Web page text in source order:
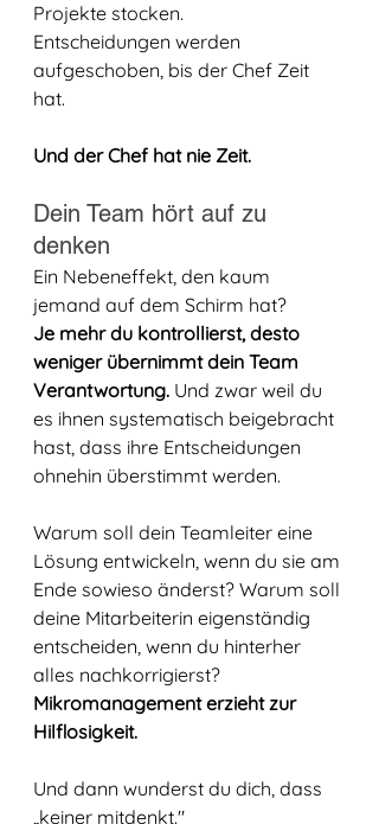
Projekte stocken.
Entscheidungen werden
aufgeschoben, bis der Chef Zeit
hat.
Und der Chef hat nie Zeit.
Dein Team hört auf zu
denken
Ein Nebeneffekt, den kaum
jemand auf dem Schirm hat?
Je mehr du kontrollierst, desto
weniger übernimmt dein Team
Verantwortung. Und zwar weil du
es ihnen systematisch beigebracht
hast, dass ihre Entscheidungen
ohnehin überstimmt werden.
Warum soll dein Teamleiter eine
Lösung entwickeln, wenn du sie am
Ende sowieso änderst? Warum soll
deine Mitarbeiterin eigenständig
entscheiden, wenn du hinterher
alles nachkorrigierst?
Mikromanagement erzieht zur
Hilflosigkeit.
Und dann wunderst du dich, dass
„keiner mitdenkt."